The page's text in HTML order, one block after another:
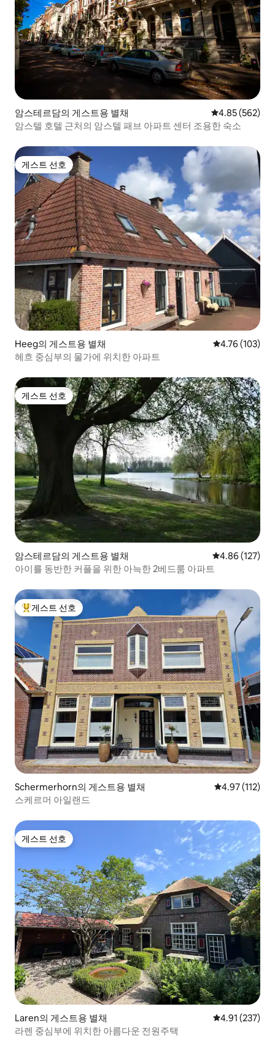
암스테르담의 게스트용 별채 평점 4.85점(5
4.85 (562)
암스텔 호텔 근처의 암스텔 패브 아파트 센터 조용한 숙소
게스트 선호
게스트 선호
Heeg의 게스트용 별채 평점 4.76점(5
4.76 (103)
헤흐 중심부의 물가에 위치한 아파트
게스트 선호
게스트 선호
암스테르담의 게스트용 별채 평점 4.86점(5
4.86 (127)
아이를 동반한 커플을 위한 아늑한 2베드룸 아파트
상위 게스트 선호
게스트 선호
Schermerhorn의 게스트용 별채 평점 4.97점(5
4.97 (112)
스케르머 아일랜드
게스트 선호
게스트 선호
Laren의 게스트용 별채 평점 4.91점(5
4.91 (237)
라렌 중심부에 위치한 아름다운 전원주택